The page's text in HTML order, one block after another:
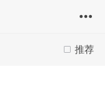
推荐